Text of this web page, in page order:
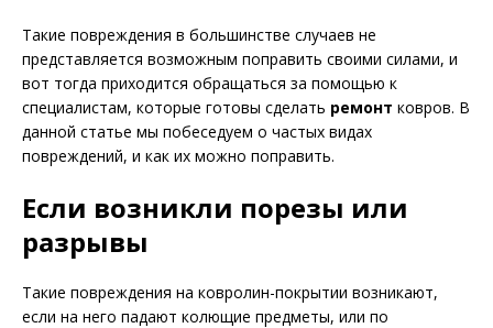
Такие повреждения в большинстве случаев не
представляется возможным поправить своими силами, и
вот тогда приходится обращаться за помощью к
специалистам, которые готовы сделать ремонт ковров. В
данной статье мы побеседуем о частых видах
повреждений, и как их можно поправить.
Если возникли порезы или
разрывы
Такие повреждения на ковролин-покрытии возникают,
если на него падают колющие предметы, или по